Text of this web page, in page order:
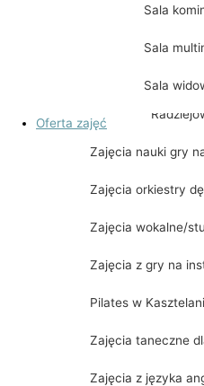
Sala
Sala
Sala
Oferta zajęć
Zajęcia nauki gry
Zajęcia orkiestry
Zajęcia wokalne/
Zajęcia z gry na
Pilates w
Zajęcia taneczne
Zajęcia z języka
Gmina Kije
Ślęża &
Babia
Biskupia
Kłodzka